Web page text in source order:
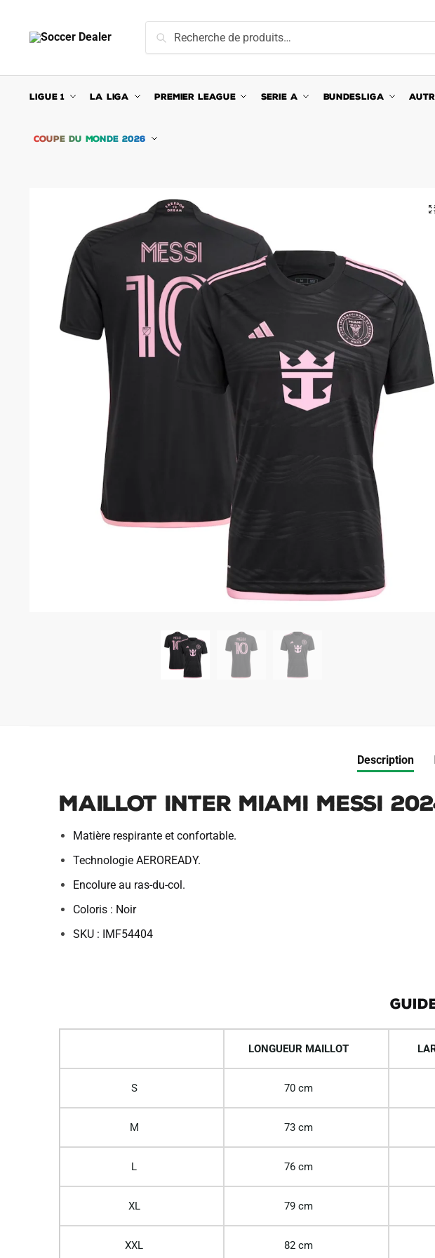
navigation
content
pour :
Recherche
LIGUE 1 LA LIGA PREMIER LEAGUE SERIE A BUNDESLIGA
COUPE DU MONDE 2026
Description
Maillot Inter Miami Messi
Matière respirante et confortable.
Technologie AEROREADY.
Encolure au ras-du-col.
Coloris : Noir
SKU : IMF54404
LONGUEUR MAILLOT
S 70 cm
M 73 cm
L 76 cm
XL 79 cm
XXL 82 cm